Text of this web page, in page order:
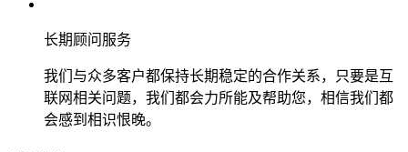
长期顾问服务
我们与众多客户都保持长期稳定的合作关系，只要是互
联网相关问题，我们都会力所能及帮助您，相信我们都
会感到相识恨晚。